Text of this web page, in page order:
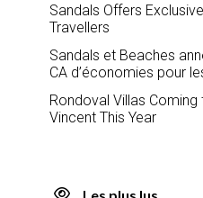
Sandals Offers
Travellers
Sandals et Beaches
CA d’économies pour
Rondoval Villas
Vincent This Year
Les plus lus